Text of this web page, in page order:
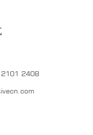
2408